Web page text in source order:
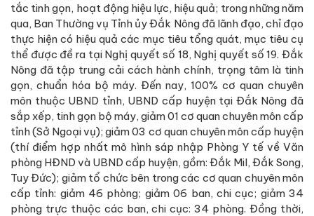
tắc tinh gọn, hoạt động hiệu lực, hiệu quả; trong những năm
qua, Ban Thường vụ Tỉnh ủy Đắk Nông đã lãnh đạo, chỉ đạo
thực hiện có hiệu quả các mục tiêu tổng quát, mục tiêu cụ
thể được đề ra tại Nghị quyết số 18, Nghị quyết số 19. Đắk
Nông đã tập trung cải cách hành chính, trọng tâm là tinh
gọn, chuẩn hóa bộ máy. Đến nay, 100% cơ quan chuyên
môn thuộc UBND tỉnh, UBND cấp huyện tại Đắk Nông đã
sắp xếp, tinh gọn bộ máy, giảm 01 cơ quan chuyên môn cấp
tỉnh (Sở Ngoại vụ); giảm 03 cơ quan chuyên môn cấp huyện
(thí điểm hợp nhất mô hình sáp nhập Phòng Y tế về Văn
phòng HĐND và UBND cấp huyện, gồm: Đắk Mil, Đắk Song,
Tuy Đức); giảm tổ chức bên trong các cơ quan chuyên môn
cấp tỉnh: giảm 46 phòng; giảm 06 ban, chi cục; giảm 34
phòng trực thuộc các ban, chi cục: 34 phòng. Đồng thời,